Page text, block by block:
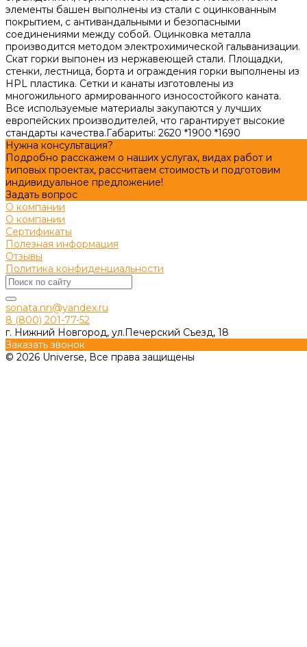
элементы башен выполнены из стали с оцинкованным
покрытием, с антивандальными и безопасными
соединениями между собой. Оцинковка металла
производится методом электрохимической гальванизации.
Скат горки выпонен из нержавеющей стали. Площадки,
стенки, лестница, борта и ограждения горки выполнены из
HPL пластика. Сетки и канаты изготовлены из
многожильного армированного износостойкого каната.
Все используемые материалы закупаются у лучших
европейских производителей, что гарантирует высокие
стандарты качества.Габариты: 2620 *1900 *1690
Нужна консультация?
Подробно расскажем о наших услугах, видах работ и
типовых проектах, рассчитаем стоимость и подготовим
индивидуальное предложение!
Задать вопрос
О компании
О компании
Сертификаты
Полезная информация
Отзывы
Политика конфиденциальности
sonata.nn@yandex.ru
8 (800) 201-77-52
г. Нижний Новгород, ул.Печерский Съезд, 18
Заказать звонок
© 2026 Universe, Все права защищены